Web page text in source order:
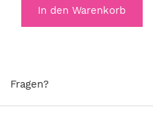
In den Warenkorb
Fragen?